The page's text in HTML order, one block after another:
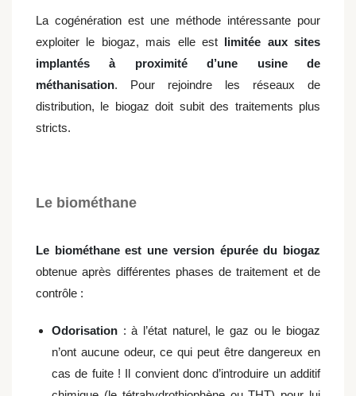
La cogénération est une méthode intéressante pour
exploiter le biogaz, mais elle est limitée aux sites
implantés à proximité d’une usine de
méthanisation. Pour rejoindre les réseaux de
distribution, le biogaz doit subit des traitements plus
stricts.
Le biométhane
Le biométhane est une version épurée du biogaz
obtenue après différentes phases de traitement et de
contrôle :
Odorisation : à l’état naturel, le gaz ou le biogaz
n’ont aucune odeur, ce qui peut être dangereux en
cas de fuite ! Il convient donc d’introduire un additif